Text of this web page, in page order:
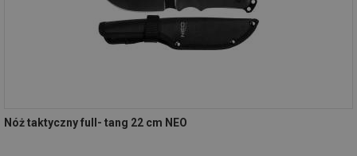
Nóż taktyczny full- tang 22 cm NEO